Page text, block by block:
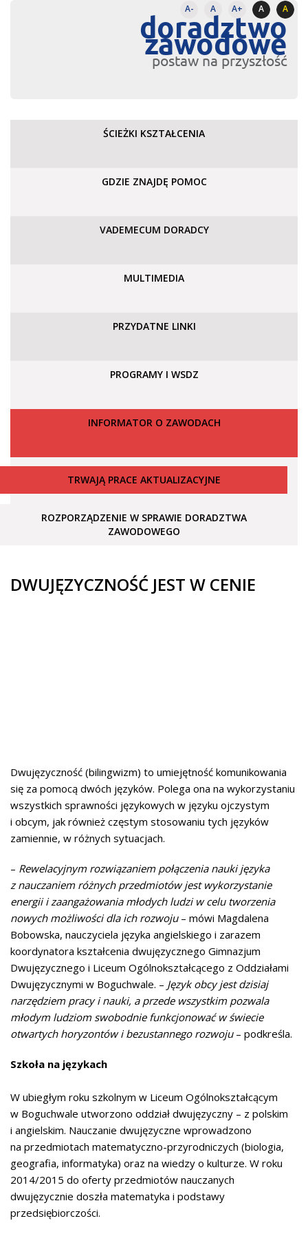
A- A A+ A A
doradztwo
zawodowe
postaw na przyszłość
ŚCIEŻKI KSZTAŁCENIA
GDZIE ZNAJDĘ POMOC
VADEMECUM DORADCY
MULTIMEDIA
PRZYDATNE LINKI
PROGRAMY I WSDZ
INFORMATOR O ZAWODACH
TRWAJĄ PRACE AKTUALIZACYJNE
ROZPORZĄDZENIE W SPRAWIE DORADZTWA
ZAWODOWEGO
DWUJĘZYCZNOŚĆ JEST W CENIE
Dwujęzyczność (bilingwizm) to umiejętność komunikowania
się za pomocą dwóch języków. Polega ona na wykorzystaniu
wszystkich sprawności językowych w języku ojczystym
i obcym, jak również częstym stosowaniu tych języków
zamiennie, w różnych sytuacjach.
– Rewelacyjnym rozwiązaniem połączenia nauki języka
z nauczaniem różnych przedmiotów jest wykorzystanie
energii i zaangażowania młodych ludzi w celu tworzenia
nowych możliwości dla ich rozwoju– mówi Magdalena
Bobowska, nauczyciela języka angielskiego i zarazem
koordynatora kształcenia dwujęzycznego Gimnazjum
Dwujęzycznego i Liceum Ogólnokształcącego z Oddziałami
Dwujęzycznymi w Boguchwale. – Język obcy jest dzisiaj
narzędziem pracy i nauki, a przede wszystkim pozwala
młodym ludziom swobodnie funkcjonować w świecie
otwartych horyzontów i bezustannego rozwoju– podkreśla.
Szkoła na językach
W ubiegłym roku szkolnym w Liceum Ogólnokształcącym
w Boguchwale utworzono oddział dwujęzyczny – z polskim
i angielskim. Nauczanie dwujęzyczne wprowadzono
na przedmiotach matematyczno-przyrodniczych (biologia,
geografia, informatyka) oraz na wiedzy o kulturze. W roku
2014/2015 do oferty przedmiotów nauczanych
dwujęzycznie doszła matematyka i podstawy
przedsiębiorczości.